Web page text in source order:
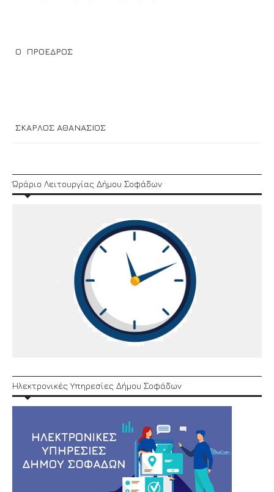
Ο ΠΡΟΕΔΡΟΣ
ΣΚΑΡΛΟΣ ΑΘΑΝΑΣΙΟΣ
Ώράριο Λειτουργίας Δήμου Σοφάδων
Ηλεκτρονικές Υπηρεσίες Δήμου Σοφάδων